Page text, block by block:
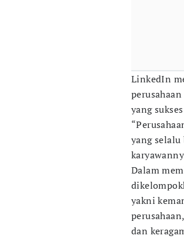
LinkedIn
yang
yang selalu
Dalam
yakni
dan